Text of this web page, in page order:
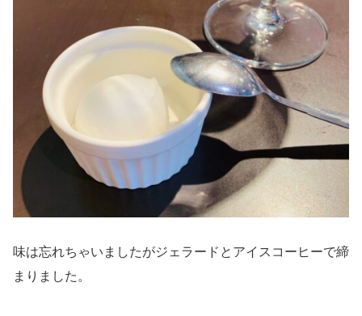
味は忘れちゃいましたがジェラードとアイスコーヒーで締
まりました。